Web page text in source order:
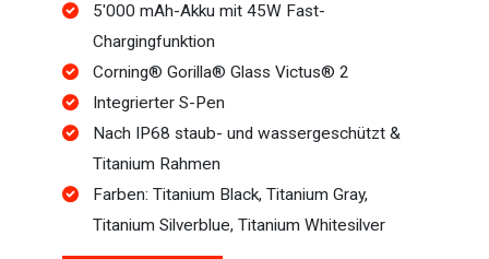
5'000 mAh-Akku mit 45W Fast-
Chargingfunktion
Corning® Gorilla® Glass Victus® 2
Integrierter S-Pen
Nach IP68 staub- und wassergeschützt &
Titanium Rahmen
Farben: Titanium Black, Titanium Gray,
Titanium Silverblue, Titanium Whitesilver